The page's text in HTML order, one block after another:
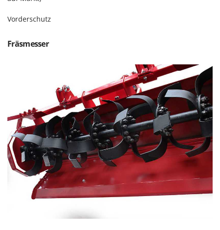
Rasentraktoren Aufsitzmäher
Reinigungsmaschinen für Fassaden, Fenster und PV-Anlagen
Rührtöpfe mit Elektrischem Rührwerk
Rupfmaschinen
S
Sämaschinen und Düngerstreuer
Scheibenpflüge
Schneefräsen
Schneeräumer
Schrotmühlen - elektrisch
Schwader für Traktoren
Schweißgeräte
Girmi
GRAEF
Greenworks
GVS
GYS
H
Hailo
Helvi
Henx
Vorderschutz
Fräsmesser